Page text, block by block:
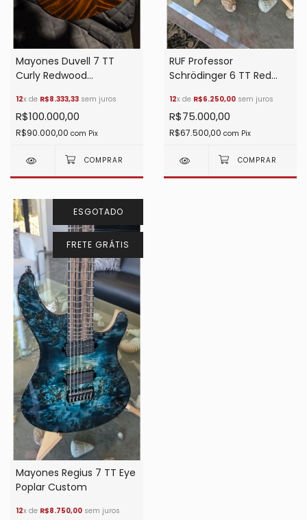
Mayones Duvell 7 TT
Curly Redwood
12x de R$8.333,33 sem juros
R$100.000,00
R$90.000,00 com Pix
RUF Professor
Schrödinger 6 TT Red
Relic
12x de R$6.250,00 sem juros
R$75.000,00
R$67.500,00 com Pix
ESGOTADO
FRETE GRÁTIS
Mayones Regius 7 TT Eye
Poplar Custom
12x de R$8.750,00 sem juros